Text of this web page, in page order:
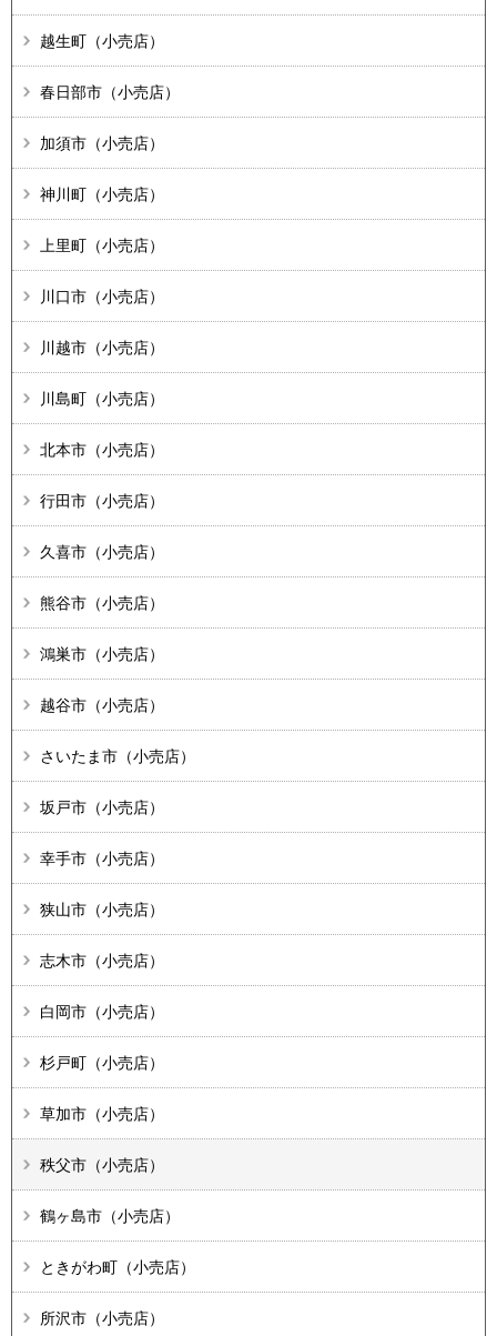
越生町（小売店）
春日部市（小売店）
加須市（小売店）
神川町（小売店）
上里町（小売店）
川口市（小売店）
川越市（小売店）
川島町（小売店）
北本市（小売店）
行田市（小売店）
久喜市（小売店）
熊谷市（小売店）
鴻巣市（小売店）
越谷市（小売店）
さいたま市（小売店）
坂戸市（小売店）
幸手市（小売店）
狭山市（小売店）
志木市（小売店）
白岡市（小売店）
杉戸町（小売店）
草加市（小売店）
秩父市（小売店）
鶴ヶ島市（小売店）
ときがわ町（小売店）
所沢市（小売店）